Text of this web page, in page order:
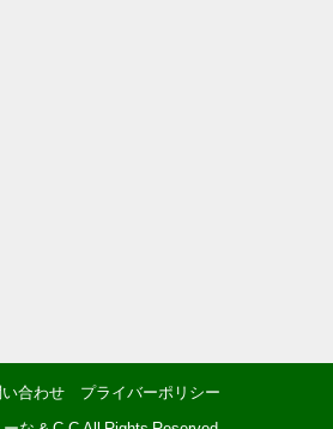
い合わせ プライバーポリシー